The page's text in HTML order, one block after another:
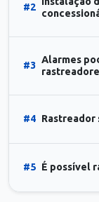
#2
#3
Alarmes
#4 Rastreador
#5 É possível